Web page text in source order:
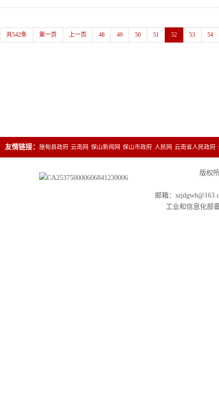
共542条 第一页 上一页 48 49 50 51 52 53 54
友情链接： 施甸县政府 云南网 保山新闻网 保山市政府 人民网 云南省人民政府
版权
邮箱：
工业和信息化部